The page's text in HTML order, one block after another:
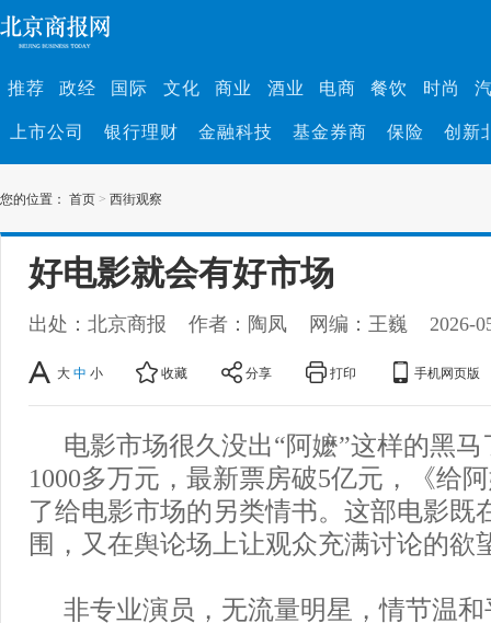
推荐 政经 国际 文化 商业 酒业 电商 餐饮 时尚
上市公司 银行理财 金融科技 基金券商 保险 创新
您的位置： 首页 > 西街观察
好电影就会有好市场
出处：北京商报 作者：陶凤 网编：王巍 2026-
大 中 小 收藏 分享 打印 手机网页版
电影市场很久没出“阿嬷”这样的黑
1000多万元，最新票房破5亿元，《给
了给电影市场的另类情书。这部电影既
围，又在舆论场上让观众充满讨论的欲
非专业演员，无流量明星，情节温